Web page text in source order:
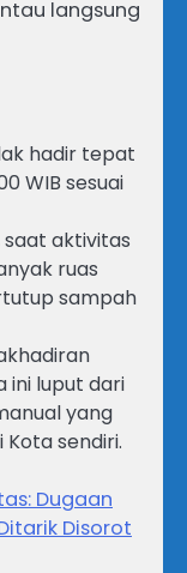
langsung
hadir tepat
WIB sesuai
saat aktivitas
ruas
sampah
ini luput dari
yang
sendiri.
Dugaan
Disorot